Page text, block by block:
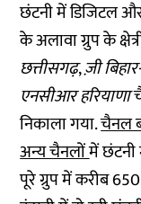
छंटनी में डिजिटल
के अलावा ग्रुप के
छत्तीसगढ़,ज़ी
एनसीआर हरियाणा
निकाला गया.चैनल
अन्य चैनलोंमें छंटनी
पूरे ग्रुप में करीब